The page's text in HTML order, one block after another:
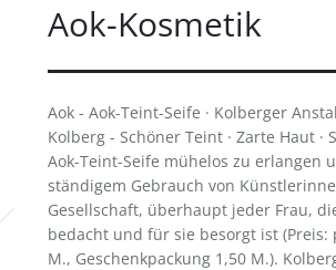
Aok-Kosmetik
Aok - Aok-Teint-Seife · Kolberger
Kolberg - Schöner Teint · Zarte Haut
Aok-Teint-Seife mühelos zu erlangen
ständigem Gebrauch von
Gesellschaft, überhaupt jeder Frau,
bedacht und für sie besorgt ist (Preis:
M., Geschenkpackung 1,50 M.).